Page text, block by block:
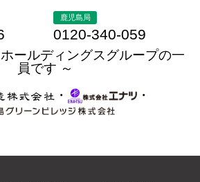
鹿児島局
0120-340-059
ールディングスグループの一
員です ～
・
・